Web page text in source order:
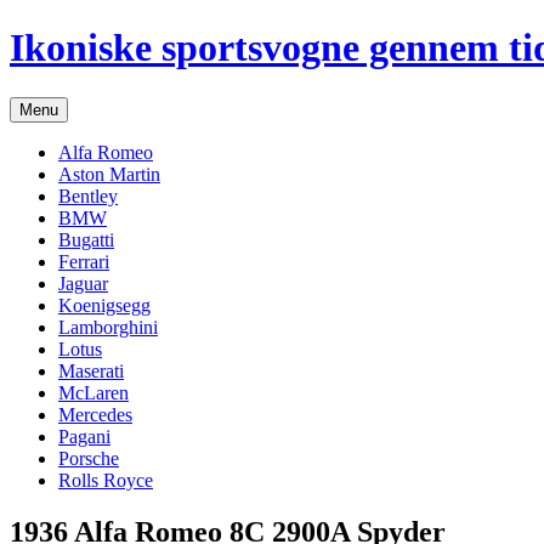
Hop
til
Ikoniske sportsvogne gennem
Menu
Alfa Romeo
Aston Martin
Bentley
BMW
Bugatti
Ferrari
Jaguar
Koenigsegg
Lamborghini
Lotus
Maserati
McLaren
Mercedes
Pagani
Porsche
Rolls Royce
1936 Alfa Romeo 8C 2900A Spyder